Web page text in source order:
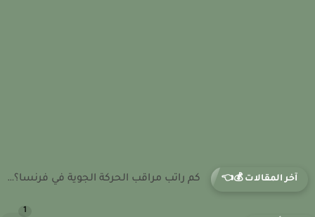
آخر المقالات 💰👈 كم راتب مضيفة الطيران في فرنسا؟ نظام الأجور داخل قطاع...